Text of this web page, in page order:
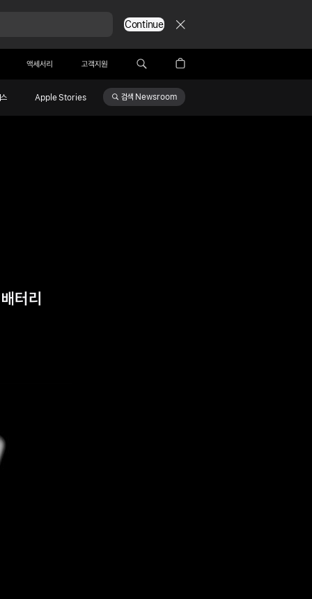
Continue
액세서리 고객지원
Apple Stories 검색 Newsroom
터리